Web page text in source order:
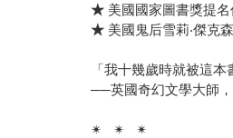
★ 美國國家圖書獎提
★ 美國鬼后雪莉‧傑克
「我十幾歲時就被這
──英國奇幻文學大師，
✴ ✴ ✴